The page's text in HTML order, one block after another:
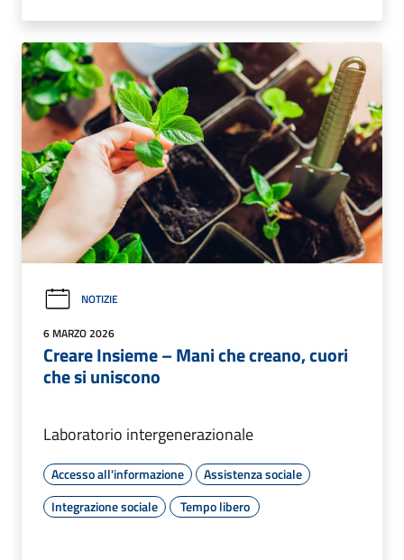
NOTIZIE
6 MARZO 2026
Creare Insieme – Mani che creano, cuori
che si uniscono
Laboratorio intergenerazionale
Accesso all'informazione
Assistenza sociale
Integrazione sociale
Tempo libero